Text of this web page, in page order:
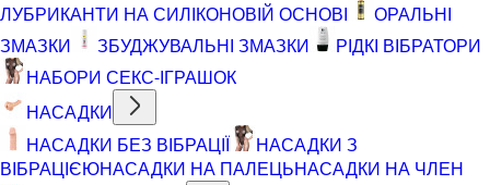
ЛУБРИКАНТИ НА СИЛІКОНОВІЙ ОСНОВІ
ОРАЛЬНІ
ЗМАЗКИ
ЗБУДЖУВАЛЬНІ ЗМАЗКИ
РІДКІ ВІБРАТОРИ
НАБОРИ СЕКС-ІГРАШОК
НАСАДКИ
НАСАДКИ БЕЗ ВІБРАЦІЇ
НАСАДКИ З
ВІБРАЦІЄЮНАСАДКИ НА ПАЛЕЦЬНАСАДКИ НА ЧЛЕН